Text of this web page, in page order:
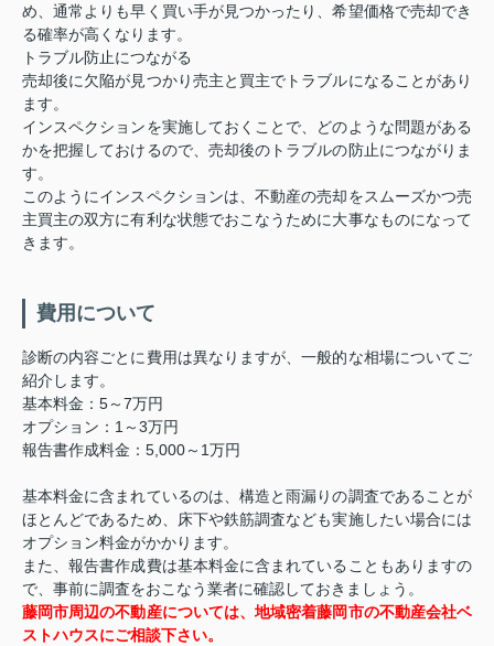
め、通常よりも早く買い手が見つかったり、希望価格で売却でき
る確率が高くなります。
トラブル防止につながる
売却後に欠陥が見つかり売主と買主でトラブルになることがあり
ます。
インスペクションを実施しておくことで、どのような問題がある
かを把握しておけるので、売却後のトラブルの防止につながりま
す。
このようにインスペクションは、不動産の売却をスムーズかつ売
主買主の双方に有利な状態でおこなうために大事なものになって
きます。
費用について
診断の内容ごとに費用は異なりますが、一般的な相場についてご
紹介します。
基本料金：5～7万円
オプション：1～3万円
報告書作成料金：5,000～1万円
基本料金に含まれているのは、構造と雨漏りの調査であることが
ほとんどであるため、床下や鉄筋調査なども実施したい場合には
オプション料金がかかります。
また、報告書作成費は基本料金に含まれていることもありますの
で、事前に調査をおこなう業者に確認しておきましょう。
藤岡市周辺の不動産については、地域密着藤岡市の不動産会社ベ
ストハウスにご相談下さい。